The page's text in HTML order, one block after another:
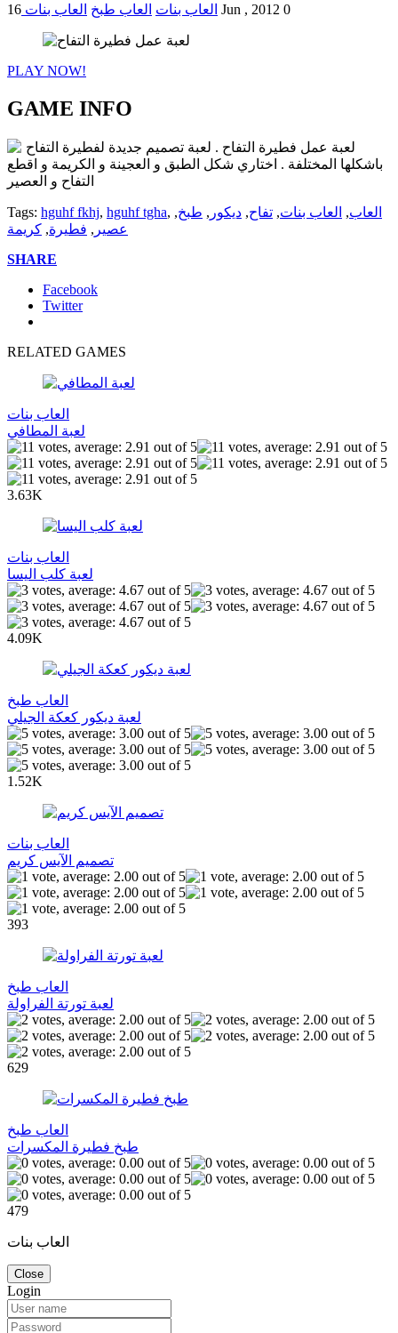
العاب بنات العاب طبخ العاب بنات 16 Jun , 2012 0
PLAY NOW!
GAME INFO
لعبة عمل فطيرة التفاح . لعبة تصميم جديدة لفطيرة التفاح
باشكلها المختلفة . اختاري شكل الطبق و العجينة و الكريمة و اقطع
التفاح و العصير
Tags: hguhf fkhj, hguhf tgha, العاب, العاب بنات, تفاح, ديكور , طبخ,
عصير , فطيرة, كريمة
SHARE
Facebook
Twitter
RELATED GAMES
العاب بنات
لعبة المطافي
3.63K
العاب بنات
لعبة كلب اليسا
4.09K
العاب طبخ
لعبة ديكور كعكة الجيلي
1.52K
العاب بنات
تصميم الآيس كريم
393
العاب طبخ
لعبة تورتة الفراولة
629
العاب طبخ
طبخ فطيرة المكسرات
479
العاب بنات
Close
Login